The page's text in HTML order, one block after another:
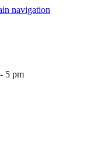
navigation
5 pm